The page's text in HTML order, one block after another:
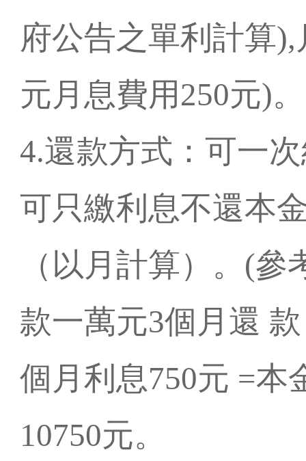
府公告之單利計算
元月息費用250元)。
4.還款方式：可一
可只繳利息不還本
（以月計算）。(
款一萬元3個月還
個月利息750元 =本
10750元。